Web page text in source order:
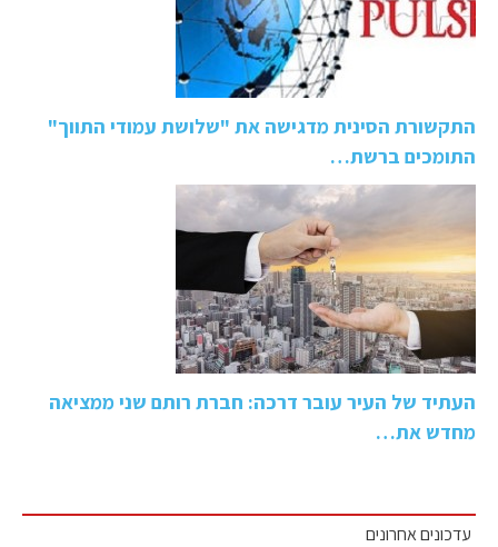
התקשורת הסינית מדגישה את "שלושת עמודי התווך"
התומכים ברשת…
העתיד של העיר עובר דרכה: חברת רותם שני ממציאה
מחדש את…
עדכונים אחרונים